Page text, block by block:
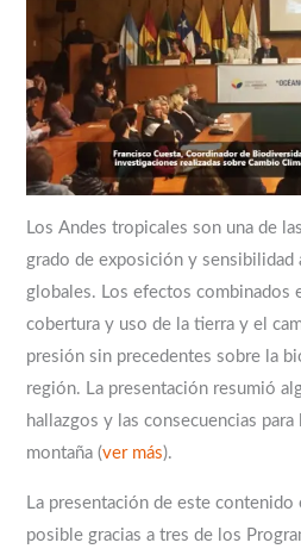
Los Andes tropicales son una de
grado de exposición y sensibilidad
globales. Los efectos combinados
cobertura y uso de la tierra y el
presión sin precedentes sobre la
región. La presentación resumió
hallazgos y las consecuencias
montaña (ver más).
La presentación de este
posible gracias a tres de los